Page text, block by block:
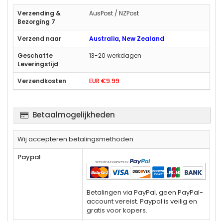
AusPost / NZPost
Australia, New Zealand
13-20 werkdagen
EUR €9.99
Betaalmogelijkheden
Wij accepteren betalingsmethoden
Paypal
Betalingen via PayPal, geen PayPal-
account vereist. Paypal is veilig en
gratis voor kopers.